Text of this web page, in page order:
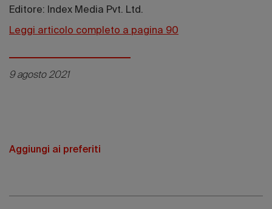
Editore: Index Media Pvt. Ltd.
Leggi articolo completo a pagina 90
9 agosto 2021
Aggiungi ai preferiti